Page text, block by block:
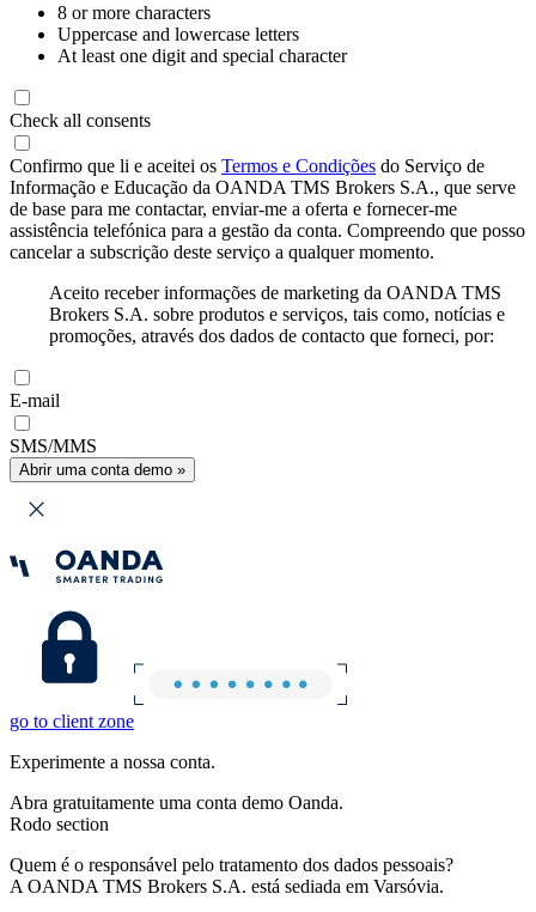
8 or more characters
Uppercase and lowercase letters
At least one digit and special character
Check all consents
Confirmo que li e aceitei os Termos e Condições do Serviço de
Informação e Educação da OANDA TMS Brokers S.A., que serve
de base para me contactar, enviar-me a oferta e fornecer-me
assistência telefónica para a gestão da conta. Compreendo que posso
cancelar a subscrição deste serviço a qualquer momento.
Aceito receber informações de marketing da OANDA TMS
Brokers S.A. sobre produtos e serviços, tais como, notícias e
promoções, através dos dados de contacto que forneci, por:
E-mail
SMS/MMS
Abrir uma conta demo »
go to client zone
Experimente a nossa conta.
Abra gratuitamente uma conta demo Oanda.
Rodo section
Quem é o responsável pelo tratamento dos dados pessoais?
A OANDA TMS Brokers S.A. está sediada em Varsóvia.